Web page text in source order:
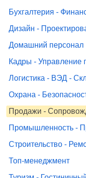
Бухгалтерия -
Дизайн -
Домашний персонал
Кадры - Управление
Логистика - ВЭД -
Охрана -
Продажи -
Промышленность -
Строительство -
Топ-менеджмент